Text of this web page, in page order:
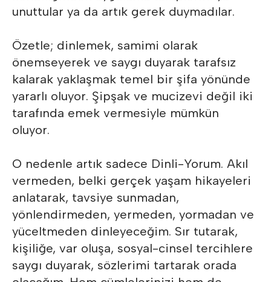
unuttular ya da artık gerek duymadılar.
Özetle; dinlemek, samimi olarak
önemseyerek ve saygı duyarak tarafsız
kalarak yaklaşmak temel bir şifa yönünde
yararlı oluyor. Şipşak ve mucizevi değil iki
tarafında emek vermesiyle mümkün
oluyor.
O nedenle artık sadece Dinli-Yorum. Akıl
vermeden, belki gerçek yaşam hikayeleri
anlatarak, tavsiye sunmadan,
yönlendirmeden, yermeden, yormadan ve
yüceltmeden dinleyeceğim. Sır tutarak,
kişiliğe, var oluşa, sosyal-cinsel tercihlere
saygı duyarak, sözlerimi tartarak orada